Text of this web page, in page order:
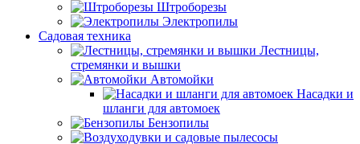
Штроборезы
Электропилы
Садовая техника
Лестницы,
стремянки и вышки
Автомойки
Насадки и
шланги для автомоек
Бензопилы